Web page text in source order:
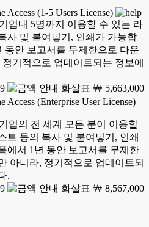
Access (1-5 Users License)
업내 5명까지 이용할 수 있는 라
사 및 붙여넣기, 인쇄가 가능합
동안 보고서를 무제한으로 다운
기적으로 업데이트되는 정보에
￦ 5,663,000
Access (Enterprise User License)
업의 전 세계 모든 분이 이용할
트 등의 복사 및 붙여넣기, 인쇄
에서 1년 동안 보고서를 무제한
아니라, 정기적으로 업데이트되
.
￦ 8,567,000